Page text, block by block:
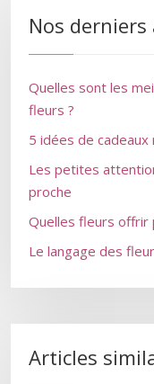
Nos
Quelles sont les
fleurs ?
5 idées de cadeaux
Les petites
proche
Quelles fleurs offrir
Le langage des
Articles